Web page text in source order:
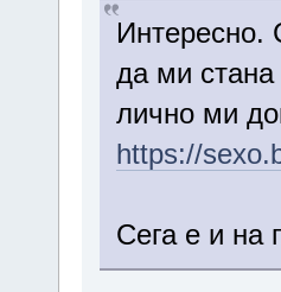
Интересно.
да ми
лично ми
https://
Сега е и на